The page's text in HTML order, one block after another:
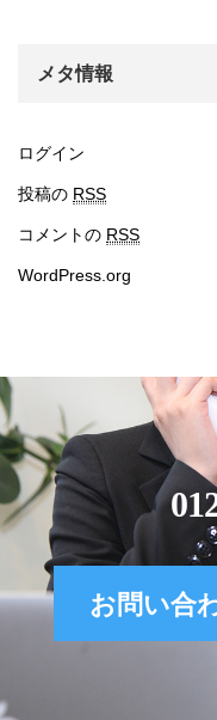
メタ情報
ログイン
投稿の RSS
コメントの RSS
WordPress.org
お問い合